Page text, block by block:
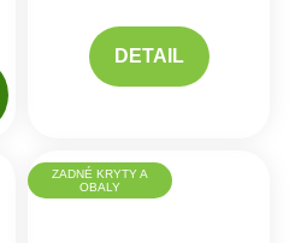
DETAIL
ZADNÉ KRYTY A
OBALY